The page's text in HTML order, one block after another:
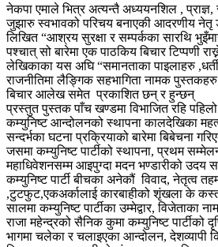
नेकपा एमाले भित्र अत्यन्तै अध्ययनशिल , प्राज्ञ,
जुझारु स्वभावको परिचय बनाएकी आदरणीय नेतृ
लिखित “आश्रय सुरक्षा र सम्पर्कका सारथि
पश्चात् सो बारेमा एक पाठकिय बिचार टिप्पणी
लेखिकाका यस अघि “समानताका पाइलाहरु
राजनीतिमा लैङ्गिक सहभागिता नामक पुस्तकहरु
बिचार आलेख समेत प्रकाशित छन् र हुन्छन्
प्रस्तुत पुस्तक पाँच खण्डमा विभाजित रहि
कम्युनिष्ट आन्दोलनको स्थापना कालदेखिका
सन्दर्भका घटना प्रक्रियाको बारेमा बिबेचना
जसमा कम्युनिष्ट पार्टीको स्थापना, प्रथम
महाधिवेशनसम्म आइपुग्दा मदन भण्डारीको उदय
कम्युनिष्ट पार्टी बीचका अनेकौं विवाद, नेतृत्व
,टुटफुट,एकअर्कालाई कारबाहीको शृंखला के
सालमा कम्युनिष्ट पार्टीका उम्मेद्वार, विजेताका
राजा महेन्द्रको सैनिक कुमा कम्युनिष्ट पार्टीको
भागमा चलेका र चलाइएका आन्दोलन, देशव्यापी